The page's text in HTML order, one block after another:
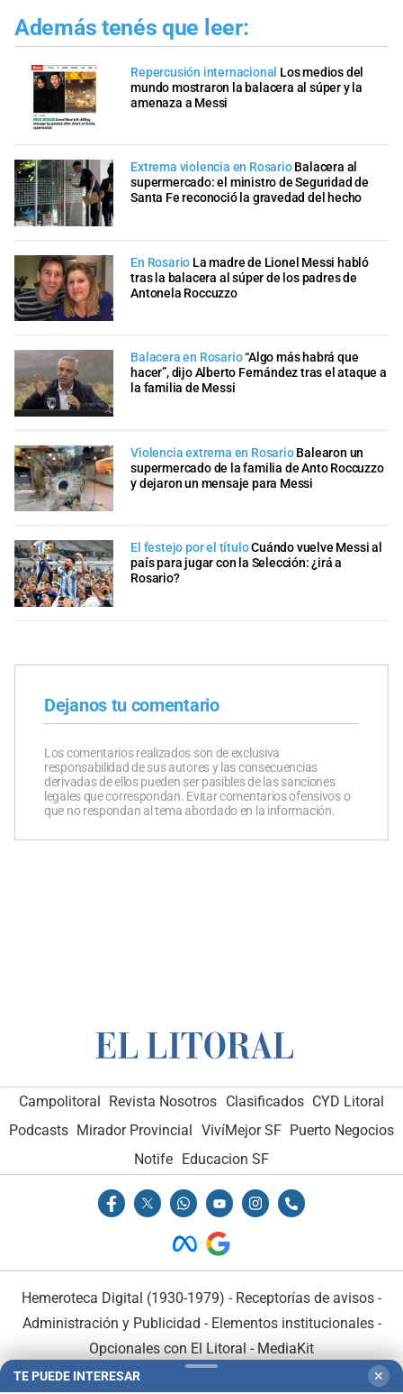
Además tenés que leer:
Repercusión internacional Los medios del
mundo mostraron la balacera al súper y la
amenaza a Messi
Extrema violencia en Rosario Balacera al
supermercado: el ministro de Seguridad de
Santa Fe reconoció la gravedad del hecho
En Rosario La madre de Lionel Messi habló
tras la balacera al súper de los padres de
Antonela Roccuzzo
Balacera en Rosario“Algo más habrá que
hacer”, dijo Alberto Fernández tras el ataque a
la familia de Messi
Violencia extrema en Rosario Balearon un
supermercado de la familia de Anto Roccuzzo
y dejaron un mensaje para Messi
El festejo por el títuloCuándo vuelve Messi al
país para jugar con la Selección: ¿irá a
Rosario?
Dejanos tu comentario
Los comentarios realizados son de exclusiva
responsabilidad de sus autores y las consecuencias
derivadas de ellos pueden ser pasibles de las sanciones
legales que correspondan. Evitar comentarios ofensivos o
que no respondan al tema abordado en la información.
Campolitoral Revista Nosotros Clasificados CYD Litoral
Podcasts Mirador Provincial VivíMejor SF Puerto Negocios
Notife
Educacion SF
Hemeroteca Digital (1930-1979) - Receptorías de avisos -
Administración y Publicidad - Elementos institucionales-
Opcionales con El Litoral - MediaKit
TE PUEDE INTERESAR ✕